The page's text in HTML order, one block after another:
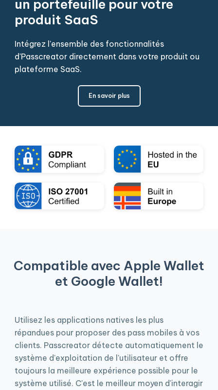
un portefeuille pour votre
produit SaaS
Intégrez l'ensemble des fonctionnalités
d'Passcreator directement dans votre produit ou
plateforme SaaS.
En savoir plus
Compatible avec Apple Wallet
et Google Wallet!
Utilisez les applications natives les plus
répandues pour proposer des pass mobiles à vos
clients. Passcreator détecte automatiquement le
système d'exploitation de l'utilisateur et offre
toujours la meilleure expérience possible pour le
système utilisé. C'est le meilleur moyen d'interagir